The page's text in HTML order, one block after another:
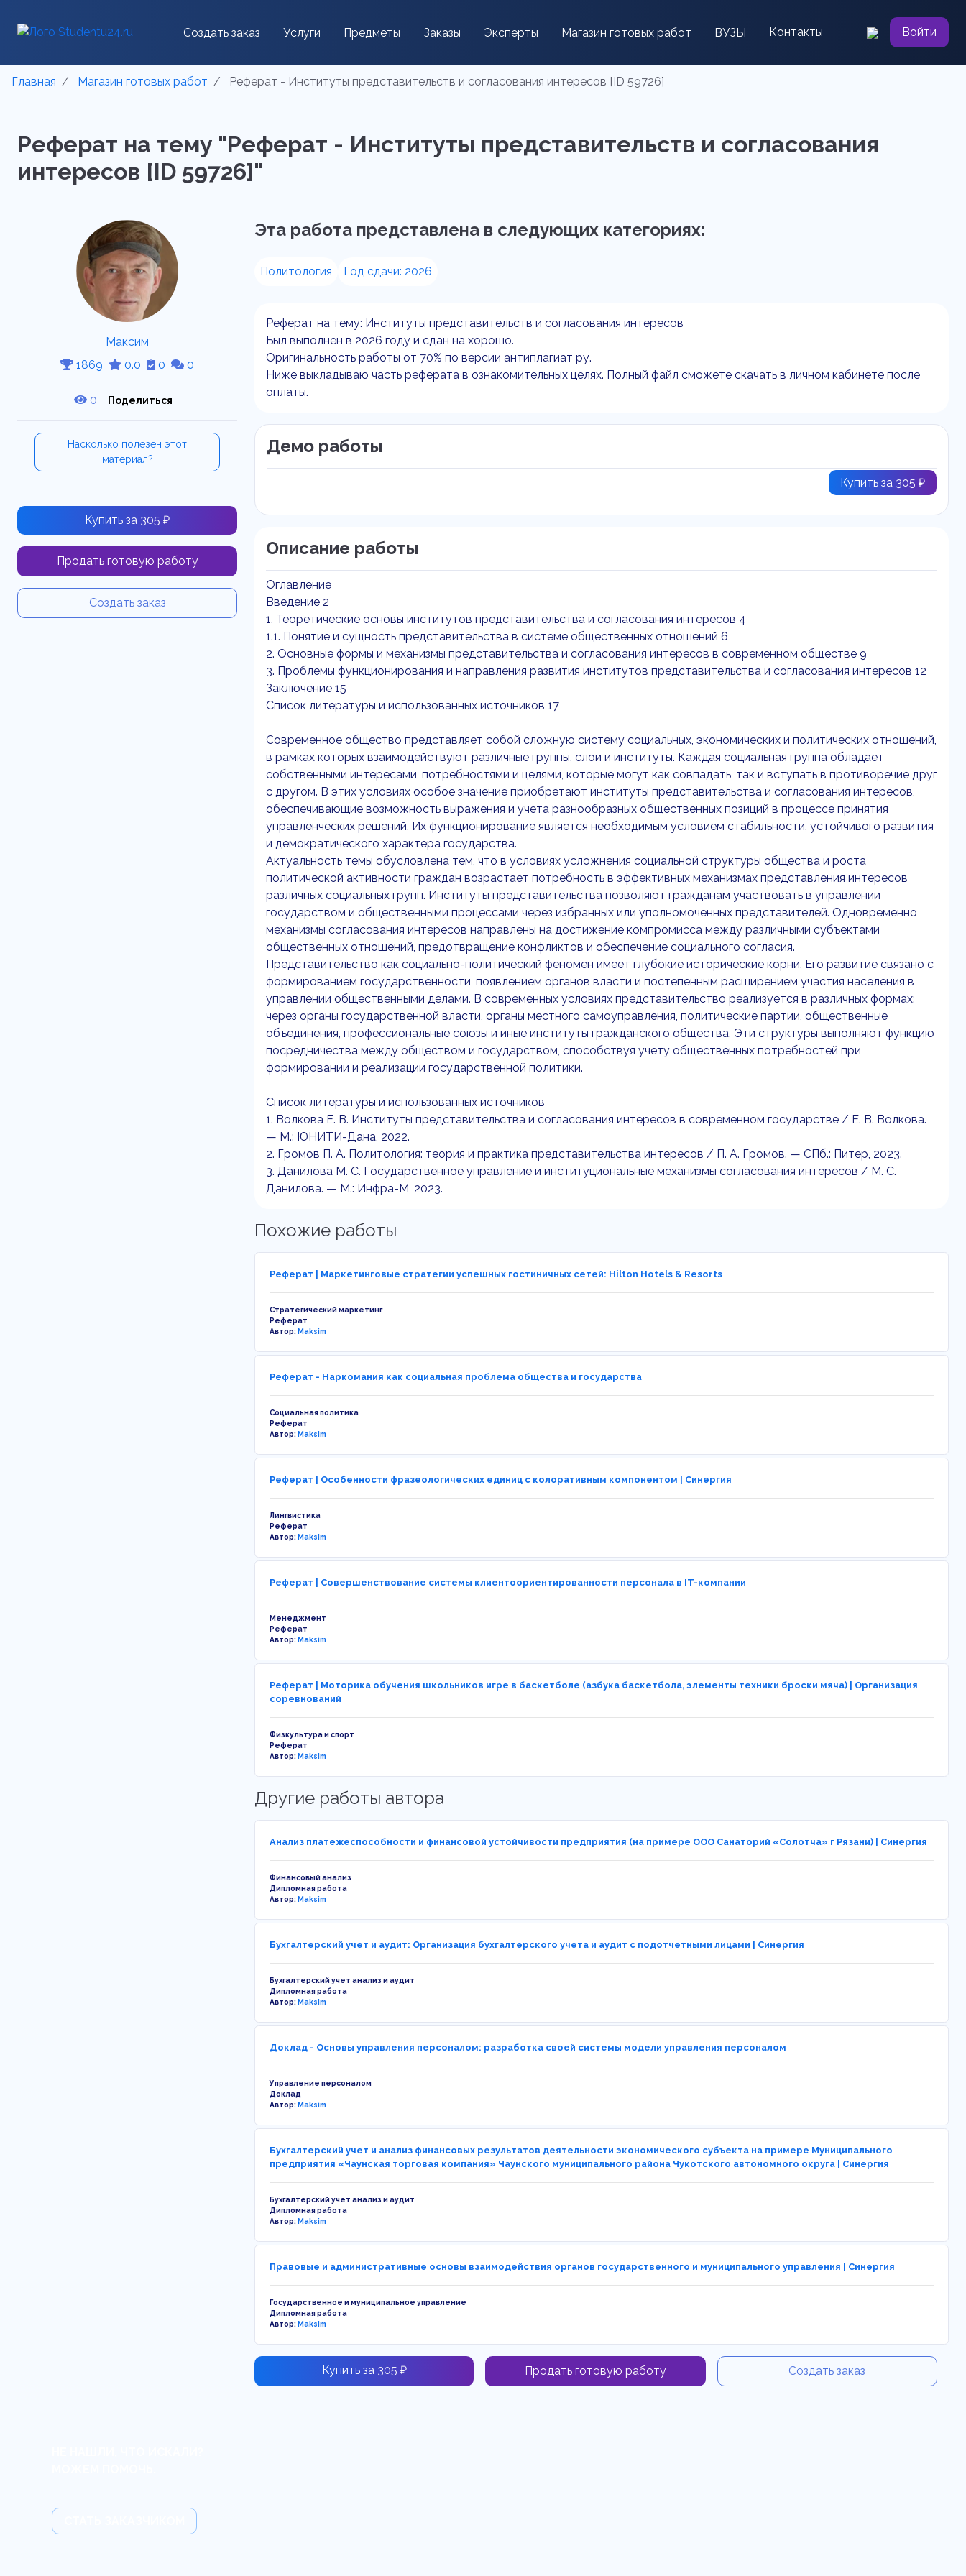
Создать заказ Услуги Предметы Заказы Эксперты Магазин готовых работ ВУЗЫ Контакты Войти
Главная Магазин готовых работ Реферат - Институты представительств и согласования интересов [ID 59726]
Реферат на тему "Реферат - Институты представительств и согласования
интересов [ID 59726]"
Максим
1869
0.0 0 0
0 Поделиться
Насколько полезен этот
материал?
Купить за 305 ₽
Продать готовую работу
Создать заказ
Эта работа представлена в следующих категориях:
Политология Год сдачи: 2026
Реферат на тему: Институты представительств и согласования интересов
Был выполнен в 2026 году и сдан на хорошо.
Оригинальность работы от 70% по версии антиплагиат ру.
Ниже выкладываю часть реферата в ознакомительных целях. Полный файл сможете скачать в личном кабинете после
оплаты.
Демо работы
Купить за 305 ₽
Описание работы
Оглавление
Введение 2
1. Теоретические основы институтов представительства и согласования интересов 4
1.1. Понятие и сущность представительства в системе общественных отношений 6
2. Основные формы и механизмы представительства и согласования интересов в современном обществе 9
3. Проблемы функционирования и направления развития институтов представительства и согласования интересов 12
Заключение 15
Список литературы и использованных источников 17
Современное общество представляет собой сложную систему социальных, экономических и политических отношений,
в рамках которых взаимодействуют различные группы, слои и институты. Каждая социальная группа обладает
собственными интересами, потребностями и целями, которые могут как совпадать, так и вступать в противоречие друг
с другом. В этих условиях особое значение приобретают институты представительства и согласования интересов,
обеспечивающие возможность выражения и учета разнообразных общественных позиций в процессе принятия
управленческих решений. Их функционирование является необходимым условием стабильности, устойчивого развития
и демократического характера государства.
Актуальность темы обусловлена тем, что в условиях усложнения социальной структуры общества и роста
политической активности граждан возрастает потребность в эффективных механизмах представления интересов
различных социальных групп. Институты представительства позволяют гражданам участвовать в управлении
государством и общественными процессами через избранных или уполномоченных представителей. Одновременно
механизмы согласования интересов направлены на достижение компромисса между различными субъектами
общественных отношений, предотвращение конфликтов и обеспечение социального согласия.
Представительство как социально-политический феномен имеет глубокие исторические корни. Его развитие связано с
формированием государственности, появлением органов власти и постепенным расширением участия населения в
управлении общественными делами. В современных условиях представительство реализуется в различных формах:
через органы государственной власти, органы местного самоуправления, политические партии, общественные
объединения, профессиональные союзы и иные институты гражданского общества. Эти структуры выполняют функцию
посредничества между обществом и государством, способствуя учету общественных потребностей при
формировании и реализации государственной политики.
Список литературы и использованных источников
1. Волкова Е. В. Институты представительства и согласования интересов в современном государстве / Е. В. Волкова.
— М.: ЮНИТИ-Дана, 2022.
2. Громов П. А. Политология: теория и практика представительства интересов / П. А. Громов. — СПб.: Питер, 2023.
3. Данилова М. С. Государственное управление и институциональные механизмы согласования интересов / М. С.
Данилова. — М.: Инфра-М, 2023.
Похожие работы
Реферат | Маркетинговые стратегии успешных гостиничных сетей: Hilton Hotels & Resorts
Стратегический маркетинг
Реферат
Автор:Maksim
Реферат - Наркомания как социальная проблема общества и государства
Социальная политика
Реферат
Автор:Maksim
Реферат | Особенности фразеологических единиц с колоративным компонентом | Синергия
Лингвистика
Реферат
Автор:Maksim
Реферат | Совершенствование системы клиентоориентированности персонала в IT-компании
Менеджмент
Реферат
Автор:Maksim
Реферат | Моторика обучения школьников игре в баскетболе (азбука баскетбола, элементы техники броски мяча) | Организация
соревнований
Физкультура и спорт
Реферат
Автор:Maksim
Другие работы автора
Анализ платежеспособности и финансовой устойчивости предприятия (на примере ООО Санаторий «Солотча» г Рязани) | Синергия
Финансовый анализ
Дипломная работа
Автор:Maksim
Бухгалтерский учет и аудит: Организация бухгалтерского учета и аудит с подотчетными лицами | Синергия
Бухгалтерский учет анализ и аудит
Дипломная работа
Автор:Maksim
Доклад - Основы управления персоналом: разработка своей системы модели управления персоналом
Управление персоналом
Доклад
Автор:Maksim
Бухгалтерский учет и анализ финансовых результатов деятельности экономического субъекта на примере Муниципального
предприятия «Чаунская торговая компания» Чаунского муниципального района Чукотского автономного округа | Синергия
Бухгалтерский учет анализ и аудит
Дипломная работа
Автор:Maksim
Правовые и административные основы взаимодействия органов государственного и муниципального управления | Синергия
Государственное и муниципальное управление
Дипломная работа
Автор:Maksim
Купить за 305 ₽ Продать готовую работу Создать заказ